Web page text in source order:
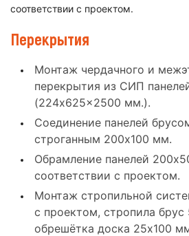
соответствии с проектом.
Перекрытия
Монтаж чердачного и
перекрытия из СИП
(224x625x2500 мм.).
Соединение панелей
строганным 200x100 мм.
Обрамление панелей
соответствии с проектом.
Монтаж стропильной
с проектом, стропила
обрешётка доска 25x100